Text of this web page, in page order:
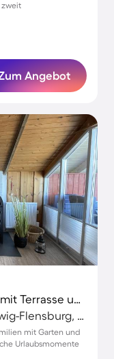
zweit
Angebot
Kinderfreundliches Ferienhaus mit Terrasse und Garten | Meerblick | Strand in der Nähe | Perfekt für die Arbeit von Zuhause
Glücksburg (Ostsee), Schleswig-Flensburg, Deutschland
mit Garten und
Urlaubsmomente